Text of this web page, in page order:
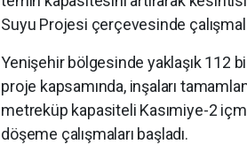
Suyu Projesi çerçevesinde
Yenişehir bölgesinde yaklaşık 112
proje kapsamında, inşaları
metreküp kapasiteli Kasımiye-2
döşeme çalışmaları başladı.